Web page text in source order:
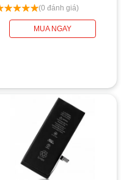
(0 đánh giá)
MUA NGAY